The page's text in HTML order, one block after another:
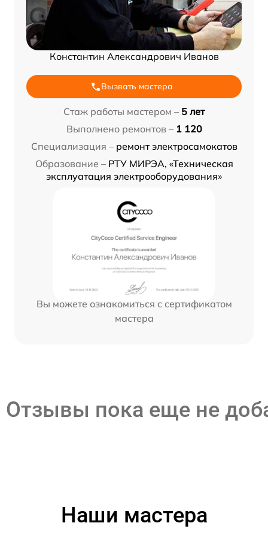
Константин Александрович Иванов
Вызвать мастера
Стаж работы мастером – 5 лет
Выполнено ремонтов – 1 120
Специализация – ремонт электросамокатов
Образование – РТУ МИРЭА, «Техническая
эксплуатация электрооборудования»
Вы можете ознакомиться с сертификатом
мастера
Отзывы пока еще не
Наши мастера